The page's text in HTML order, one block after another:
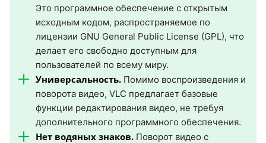
Это программное обеспечение с открытым
исходным кодом, распространяемое по
лицензии GNU General Public License (GPL), что
делает его свободно доступным для
пользователей по всему миру.
Универсальность. Помимо воспроизведения и
поворота видео, VLC предлагает базовые
функции редактирования видео, не требуя
дополнительного программного обеспечения.
Нет водяных знаков. Поворот видео с